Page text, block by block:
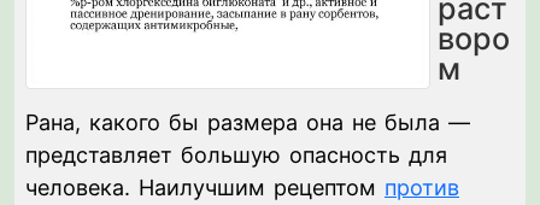
раст
воро
м
Рана, какого бы размера она не была —
представляет большую опасность для
человека. Наилучшим рецептом против